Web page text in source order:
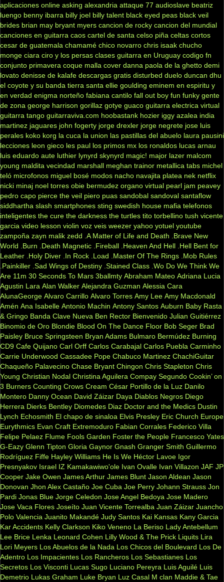
aplicaciones online asking alexandria attaque 77 audioslave beatriz
luengo benny ibarra billy joel billy talent black eyed peas black veil
brides brian may bryant myers cancion de rocky cancion del mundial
canciones en guitarra caos cartel de santa celso piña celtas cortos
cesar de guatemala chamamé chico novarro chris isaak chucho
monge ciara ciro y los persas clases guitarra en Uruguay codigo fn
conjunto primavera coque malla cover danna paola de la ghetto demi
lovato denisse de kalafe descargas gratis disturbed duelo duncan dhu
el coyote y su banda tierra santa ellie goulding eminem en espiritu y
en verdad enigma norteño fabiana cantilo fall out boy fun funky gente
de zona george harrison gorillaz gotye guaco guitarra electrica virtual
guitarra tango guitarraviva.com hoobastank hozier iggy azalea india
martinez jaguares john fogerty jorge drexler jorge negrete jose luis
perales koko korg la cuca la union las pastillas del abuelo laura pausini
lecciones leon gieco les paul los primos mx los ronaldos lucas arnau
luis eduardo aute luthier lynyrd skynyrd magic! major lazer malcom
young maldita vecindad marshall meghan trainor metallica tabs michel
teló microfonos miguel bosé modos nacho navajita platea nek netflix
nicki minaj noel torres obie bermudez organo virtual pearl jam peavey
pedro capo pierce the veil piero puas sandobal sandoval santaflow
siddhartha slash smartphones sting swedish house mafia telefonos
inteligentes the cure the darkness the turtles tito torbellino tush vicente
garcia video lesson violin voz veis weezer yahoo yotuel youtube
zampoña zayn malik zedd .A Matter of Life and Death
.Brave New
World
.Burn .Death Magnetic .Fireball .Heaven And Hell .Hell Bent for
Leather .Holy Diver .In Rock .Load .Master Of The Rings .Mob Rules
.Painkiller .Sad Wings of Destiny .Stained Class .Wo Do We Think We
Are 11m 30 Seconds To Mars 3ballmty Abraham Mateo Adriana Lucia
Agustin Lara Alan Walker Alejandra Guzman Alessia Cara
AlunaGeorge Alvaro Carrillo Alvaro Torres Amy Lee Amy Macdonald
Amén Ana Isabelle Antonio Machin Antony Santos Auburn Baby Rasta
& Gringo Banda Clave Nueva Ben Rector Bienvenido Julian Guitiérrez
Binomio de Oro Blondie Blood On The Dance Floor Bob Seger Brad
Paisley Bruce Springsteen Bryan Adams Bulmaro Bermúdez Burning
CD9 Cafe Quijano Carl Orff Carlos Carabajal Carlos Puebla Carminho
Carrie Underwood Cassadee Pope Chabuco Martinez ChachiGuitar
Chaqueño Palavecino Chase Bryant Chingon Chris Stapleton Chris
Young Christian Nodal Christina Aguilera Compay Segundo Cookin’ on
3 Burners Counting Crows Cream César Portillo de la Luz Danilo
Montero Danny Ocean David Záizar Daya Diablos Negros Diego
Herrera Dierks Bentley Diomedes Diaz Doctor and the Medics Dustin
Lynch Echosmith El chapo de sinaloa Elvis Presley Eric Church Europe
Eurythmics Evan Craft Extremoduro Fabian Corrales Federico Villa
Felipe Pelaez Flume Fools Garden Foster the People Francesco Yates
G-Eazy Glenn Tipton Gloria Gaynor Gnash Granger Smith Guillermo
Rodríguez Fiffe Hayley Williams He Is We Héctor Lavoe Igor
Presnyakov Israel IZ Kamakawiwo'ole Ivan Ovalle Ivan Villazon JAF JP
Cooper Jake Owen James Arthur James Blunt Jason Aldean Jason
Donovan Jhon Alex Castaño Joe Cuba Joe Perry Johann Strauss Jon
Pardi Jonas Blue Jorge Celedon Jose Angel Bedoya Jose Madero
Jose Vaca Flores Joseíto Juan Vicente Torrealba Juan Záizar Juancho
Polo Valencia Juanito Makandé Judy Santos Kai Kansas Kany Garcia
Kar Accidents Kelly Clarkson Kiko Veneno La Beriso Lady Antebellum
Lee Brice Lenka Leonard Cohen Lilly Wood & The Prick Liquits Lira
Lori Meyers Los Abuelos de la Nada Los Chicos del Boulevard Los De
Adentro Los Impacientes Los Rancheros Los Sebastianes Los
Secretos Los Visconti Lucas Sugo Luciano Pereyra Luis Aguilé Luis
Demetrio Lukas Graham Luke Bryan Luz Casal M clan Maddie & Tae